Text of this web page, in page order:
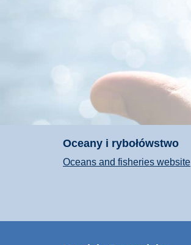
Oceany i rybołówstwo
Oceans and fisheries website